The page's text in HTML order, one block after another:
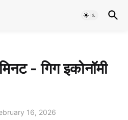
- गिग इकोनॉमी
16, 2026